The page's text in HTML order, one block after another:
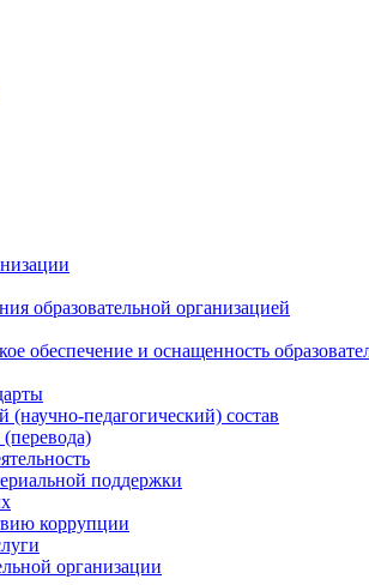
образовательной организацией
обеспечение и оснащенность
(научно-педагогический) состав
поддержки
коррупции
организации